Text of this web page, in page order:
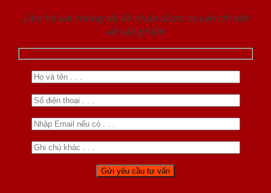
Liên hệ với chúng tôi để nhận được tư vấn chi tiết
về sản phẩm